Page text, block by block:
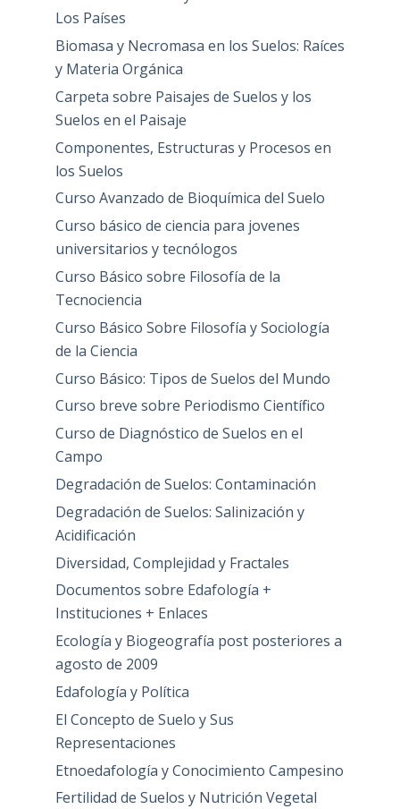
Los Países
Biomasa y Necromasa en los Suelos: Raíces
y Materia Orgánica
Carpeta sobre Paisajes de Suelos y los
Suelos en el Paisaje
Componentes, Estructuras y Procesos en
los Suelos
Curso Avanzado de Bioquímica del Suelo
Curso básico de ciencia para jovenes
universitarios y tecnólogos
Curso Básico sobre Filosofía de la
Tecnociencia
Curso Básico Sobre Filosofía y Sociología
de la Ciencia
Curso Básico: Tipos de Suelos del Mundo
Curso breve sobre Periodismo Científico
Curso de Diagnóstico de Suelos en el
Campo
Degradación de Suelos: Contaminación
Degradación de Suelos: Salinización y
Acidificación
Diversidad, Complejidad y Fractales
Documentos sobre Edafología +
Instituciones + Enlaces
Ecología y Biogeografía post posteriores a
agosto de 2009
Edafología y Política
El Concepto de Suelo y Sus
Representaciones
Etnoedafología y Conocimiento Campesino
Fertilidad de Suelos y Nutrición Vegetal